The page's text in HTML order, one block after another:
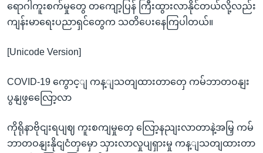
ရောဂါကူးစက်မှုတွေ တကျော့ပြန် ကြီးထွားလာနိုင်တယ်လို့လည်း
ကျန်းမာရေးပညာရှင်တွေက သတိပေးနေကြပါတယ်။
[Unicode Version]
COVID-19 ကွောင့ျ ကန့ျသတျထားတာတှေ ကမ်ဘာတဝနျး
ပွနျဖွလြေော့လာ
ကိုရိုနာဗိုငျးရပျဈ ကူးစကျမှုတှေ လြော့နညျးလာတာနဲ့အမြှ ကမ်
ဘာတဝနျးနိုငျငံတှမှော သှားလာလှုပျရှားမှု ကန့ျသတျထားတာ